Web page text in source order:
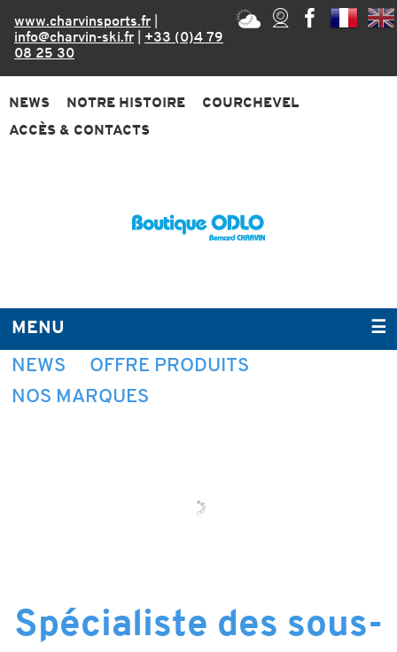
www.charvinsports.fr
info@charvin-ski.fr
+33 (0)4 79
08 25 30
NEWS NOTRE HISTOIRE
COURCHEVEL
ACCÈS & CONTACTS
MENU ☰
NEWS
OFFRE PRODUITS
NOS MARQUES
Spécialiste des sous-